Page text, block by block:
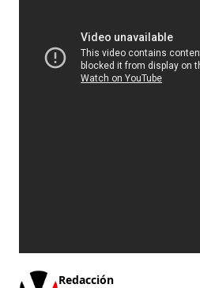
Redacción